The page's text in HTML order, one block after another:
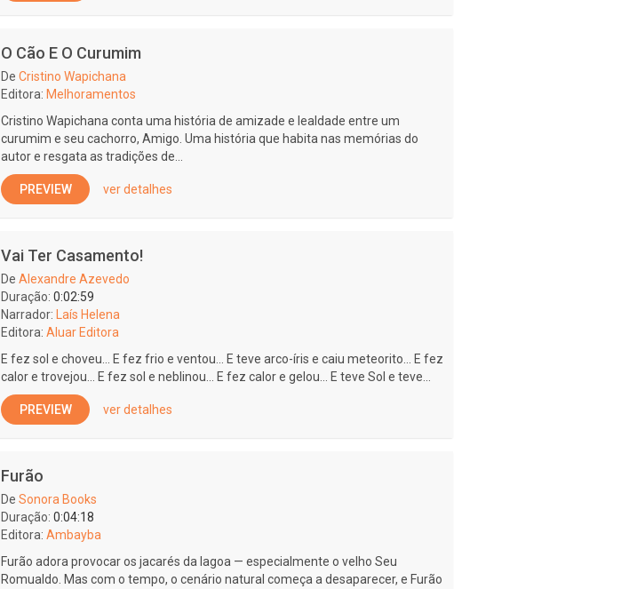
O Cão E O Curumim
De Cristino Wapichana
Editora: Melhoramentos
Cristino Wapichana conta uma história de amizade e lealdade entre um
curumim e seu cachorro, Amigo. Uma história que habita nas memórias do
autor e resgata as tradições de...
PREVIEW ver detalhes
Vai Ter Casamento!
De Alexandre Azevedo
Duração: 0:02:59
Narrador:
Laís Helena
Editora: Aluar Editora
E fez sol e choveu... E fez frio e ventou... E teve arco-íris e caiu meteorito... E fez
calor e trovejou... E fez sol e neblinou... E fez calor e gelou... E teve Sol e teve...
PREVIEW ver detalhes
Furão
De Sonora Books
Duração: 0:04:18
Editora: Ambayba
Furão adora provocar os jacarés da lagoa — especialmente o velho Seu
Romualdo. Mas com o tempo, o cenário natural começa a desaparecer, e Furão